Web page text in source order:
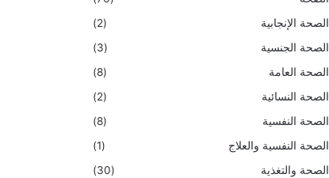
الصحة الإنجابية
(2)
الصحة الجنسية
(3)
الصحة العامة
(8)
الصحة النسائية
(2)
الصحة النفسية
(8)
الصحة النفسية والعلاج
(1)
الصحة والتغذية
(30)